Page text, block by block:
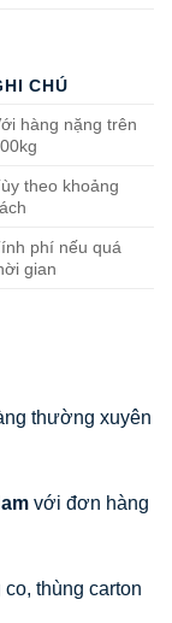
CHÚ
hàng nặng trên
theo khoảng
phí nếu quá
gian
thường xuyên
với đơn hàng
thùng carton